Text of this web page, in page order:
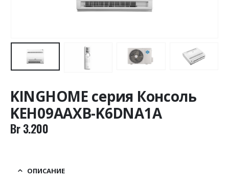
KINGHOME серия Консоль
KEH09AAXB-K6DNA1A
Br3.200
ОПИСАНИЕ